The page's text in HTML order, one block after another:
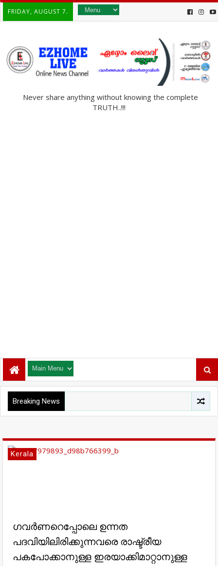
FRIDAY, AUGUST 7.
Never share anything without knowing the complete
TRUTH..!!!
Breaking News
Kerala
ഗവര്‍ണറെപ്പോലെ ഉന്നത
പദവിയിലിരിക്കുന്നവരെ രാഷ്ട്രീയ
പകപോക്കാനുള്ള ഇരയാക്കിമാറ്റാനുള്ള